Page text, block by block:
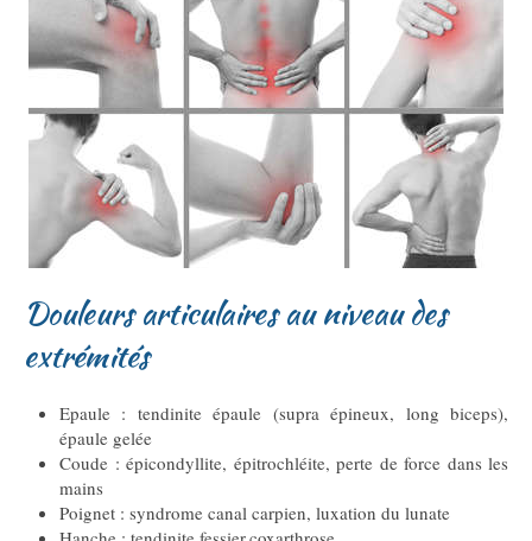
Douleurs articulaires au niveau des
extrémités
Epaule : tendinite épaule (supra épineux, long biceps),
épaule gelée
Coude : épicondyllite, épitrochléite, perte de force dans les
mains
Poignet : syndrome canal carpien, luxation du lunate